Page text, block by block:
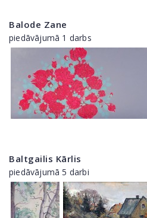
Balode Zane
piedāvājumā 1 darbs
Baltgailis Kārlis
piedāvājumā 5 darbi